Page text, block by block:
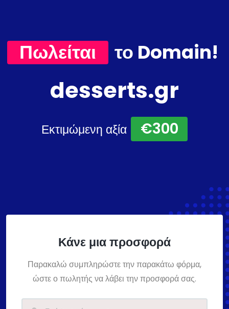
Πωλείται το Domain!
desserts.gr
Εκτιμώμενη αξία €300
Κάνε μια προσφορά
Παρακαλώ συμπληρώστε την παρακάτω φόρμα,
ώστε ο πωλητής να λάβει την προσφορά σας.